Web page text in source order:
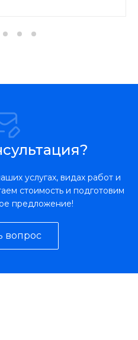
услугах, видах работ и
стоимость и подготовим
предложение!
вопрос